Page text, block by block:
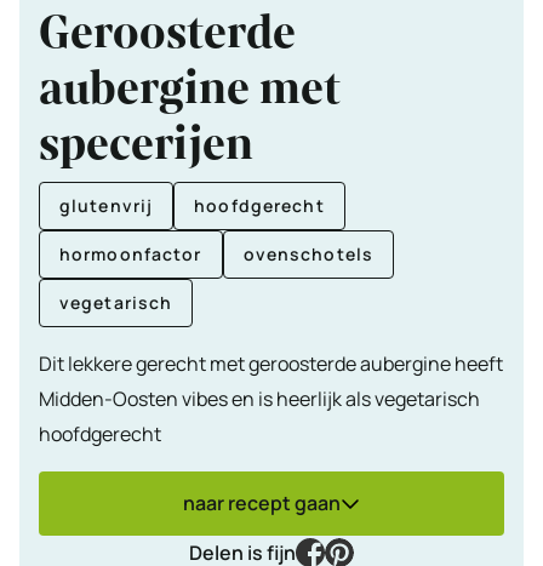
Geroosterde
aubergine met
specerijen
glutenvrij hoofdgerecht
hormoonfactor ovenschotels
vegetarisch
Dit lekkere gerecht met geroosterde aubergine heeft
Midden-Oosten vibes en is heerlijk als vegetarisch
hoofdgerecht
naar recept gaan
Delen is fijn
facebook
pinterest